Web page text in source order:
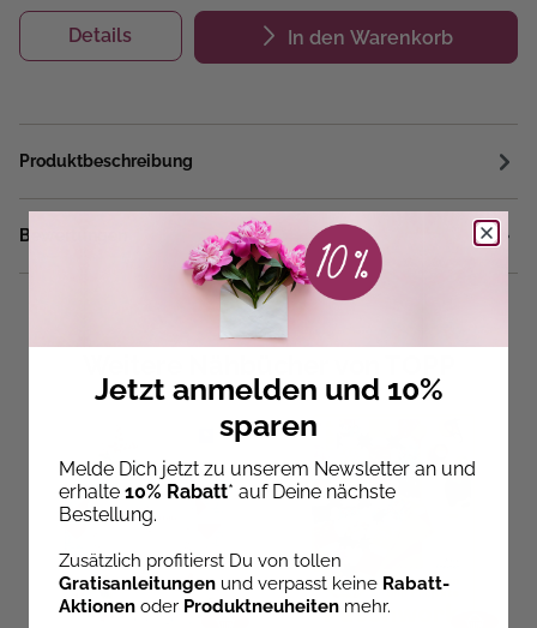
Details In den Warenkorb
Produktbeschreibung
Bewertungen
Jetzt anmelden und 10%
sparen
Melde Dich jetzt zu unserem Newsletter an und
erhalte 10% Rabatt* auf Deine nächste
Bestellung.
Zusätzlich profitierst Du von tollen
Gratisanleitungen und verpasst keine Rabatt-
Aktionen oder Produktneuheiten mehr.